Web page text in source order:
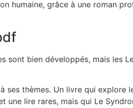
humaine, grâce à une roman
sont bien développés, mais les
ses thèmes. Un livre qui explore
une lire rares, mais qui Le